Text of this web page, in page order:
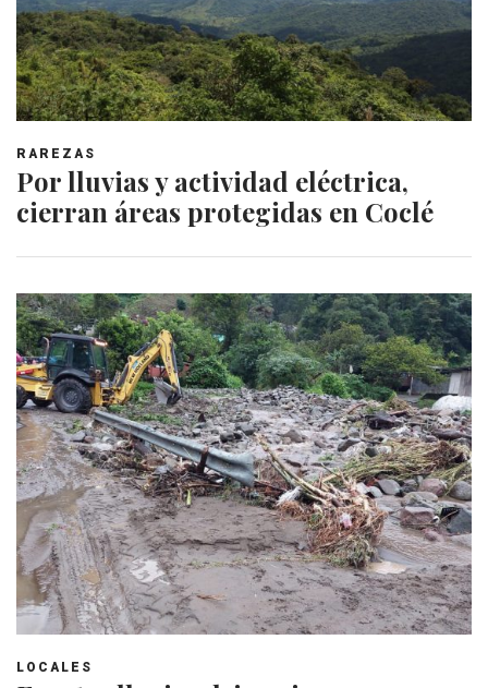
RAREZAS
Por lluvias y actividad eléctrica,
cierran áreas protegidas en Coclé
LOCALES